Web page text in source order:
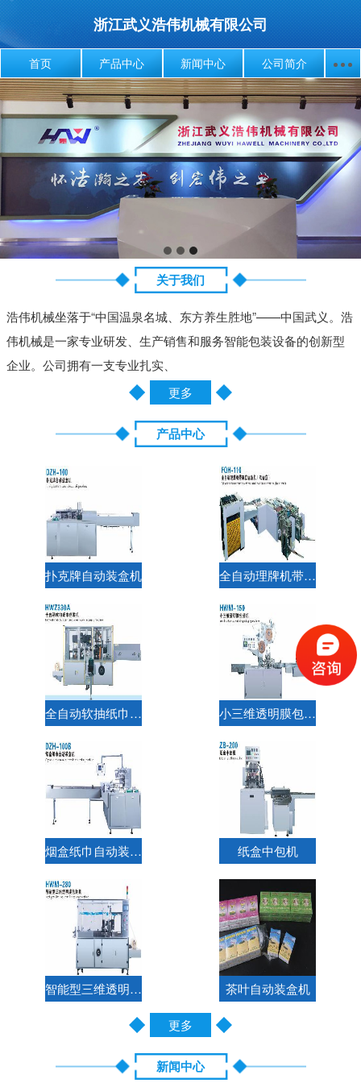
浙江武义浩伟机械有限公司
首页 产品中心 新闻中心 公司简介
关于我们
浩伟机械坐落于“中国温泉名城、东方养生胜地”——中国武义。浩
伟机械是一家专业研发、生产销售和服务智能包装设备的创新型
企业。公司拥有一支专业扎实、
更多
产品中心
扑克牌自动装盒机 全自动理牌机带两套圆角机（双通道）
全自动软抽纸巾包装机 小三维透明膜包装机
烟盒纸巾自动装盒机 纸盒中包机
智能型三维透明膜包装机 茶叶自动装盒机
更多
新闻中心